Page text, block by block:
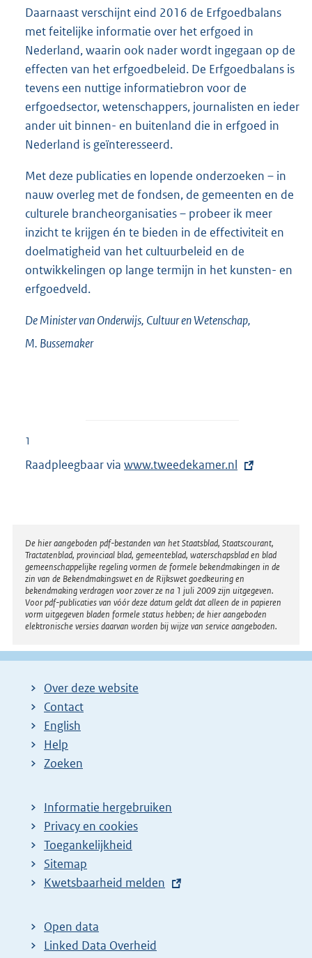
Daarnaast verschijnt eind 2016 de Erfgoedbalans
met feitelijke informatie over het erfgoed in
Nederland, waarin ook nader wordt ingegaan op de
effecten van het erfgoedbeleid. De Erfgoedbalans is
tevens een nuttige informatiebron voor de
erfgoedsector, wetenschappers, journalisten en ieder
ander uit binnen- en buitenland die in erfgoed in
Nederland is geïnteresseerd.
Met deze publicaties en lopende onderzoeken – in
nauw overleg met de fondsen, de gemeenten en de
culturele brancheorganisaties – probeer ik meer
inzicht te krijgen én te bieden in de effectiviteit en
doelmatigheid van het cultuurbeleid en de
ontwikkelingen op lange termijn in het kunsten- en
erfgoedveld.
De Minister van Onderwijs, Cultuur en Wetenschap,
M. Bussemaker
1
Raadpleegbaar via E
r
n
e
l
i
n
k
www.tweedekamer.nl
Disclaimer
De hier aangeboden pdf-bestanden van het Staatsblad, Staatscourant,
Tractatenblad, provinciaal blad, gemeenteblad, waterschapsblad en blad
gemeenschappelijke regeling vormen de formele bekendmakingen in de
zin van de Bekendmakingswet en de Rijkswet goedkeuring en
bekendmaking verdragen voor zover ze na 1 juli 2009 zijn uitgegeven.
Voor pdf-publicaties van vóór deze datum geldt dat alleen de in papieren
vorm uitgegeven bladen formele status hebben; de hier aangeboden
elektronische versies daarvan worden bij wijze van service aangeboden.
Over deze website
Contact
English
Help
Zoeken
Informatie hergebruiken
Privacy en cookies
Toegankelijkheid
Sitemap
E
t
e
Kwetsbaarheid melden
Open data
Linked Data Overheid